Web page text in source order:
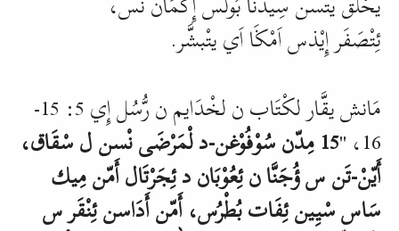
ئِتْصَفَر إِيْذس اَمْڬَا اَي يتْبشَّر.
مَانش يقَّار لكْتَاب ن لخْدَايم ن رُّسُل إِي 5: 15-
16، " 15 مِدّن سُوْفُوْغن-د لْمَرْضَى نْسن ل سْقَاق،
أَيّنْ-تَن س ؤُجَنَّا ن ئِعُوْبَان د ئِجَرْتَال أَمّن مِيك
سَاس سْيِـين ئِفَات بُطْرُس، أَمّن أَدَاسن ئِنْقَر س